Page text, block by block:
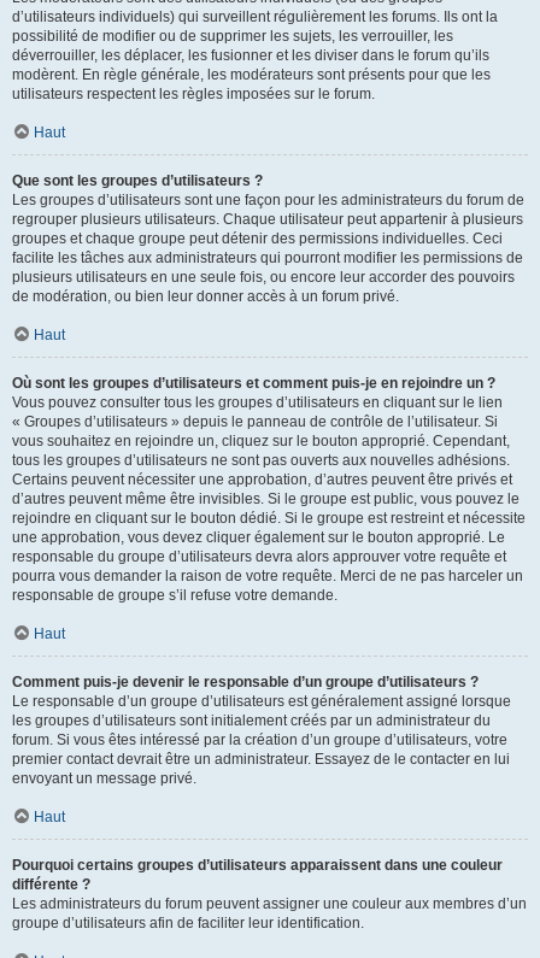
d’utilisateurs individuels) qui surveillent régulièrement les forums. Ils ont la
possibilité de modifier ou de supprimer les sujets, les verrouiller, les
déverrouiller, les déplacer, les fusionner et les diviser dans le forum qu’ils
modèrent. En règle générale, les modérateurs sont présents pour que les
utilisateurs respectent les règles imposées sur le forum.
Haut
Que sont les groupes d’utilisateurs ?
Les groupes d’utilisateurs sont une façon pour les administrateurs du forum de
regrouper plusieurs utilisateurs. Chaque utilisateur peut appartenir à plusieurs
groupes et chaque groupe peut détenir des permissions individuelles. Ceci
facilite les tâches aux administrateurs qui pourront modifier les permissions de
plusieurs utilisateurs en une seule fois, ou encore leur accorder des pouvoirs
de modération, ou bien leur donner accès à un forum privé.
Haut
Où sont les groupes d’utilisateurs et comment puis-je en rejoindre un ?
Vous pouvez consulter tous les groupes d’utilisateurs en cliquant sur le lien
« Groupes d’utilisateurs » depuis le panneau de contrôle de l’utilisateur. Si
vous souhaitez en rejoindre un, cliquez sur le bouton approprié. Cependant,
tous les groupes d’utilisateurs ne sont pas ouverts aux nouvelles adhésions.
Certains peuvent nécessiter une approbation, d’autres peuvent être privés et
d’autres peuvent même être invisibles. Si le groupe est public, vous pouvez le
rejoindre en cliquant sur le bouton dédié. Si le groupe est restreint et nécessite
une approbation, vous devez cliquer également sur le bouton approprié. Le
responsable du groupe d’utilisateurs devra alors approuver votre requête et
pourra vous demander la raison de votre requête. Merci de ne pas harceler un
responsable de groupe s’il refuse votre demande.
Haut
Comment puis-je devenir le responsable d’un groupe d’utilisateurs ?
Le responsable d’un groupe d’utilisateurs est généralement assigné lorsque
les groupes d’utilisateurs sont initialement créés par un administrateur du
forum. Si vous êtes intéressé par la création d’un groupe d’utilisateurs, votre
premier contact devrait être un administrateur. Essayez de le contacter en lui
envoyant un message privé.
Haut
Pourquoi certains groupes d’utilisateurs apparaissent dans une couleur
différente ?
Les administrateurs du forum peuvent assigner une couleur aux membres d’un
groupe d’utilisateurs afin de faciliter leur identification.